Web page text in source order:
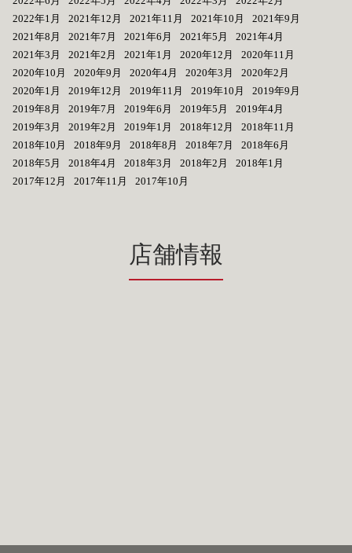
2022年1月
2021年12月 2021年11月 2021年10月
2021年9月
2021年8月
2021年7月 2021年6月 2021年5月
2021年4月
2021年3月
2021年2月 2021年1月 2020年12月
2020年11月
2020年10月
2020年9月 2020年4月 2020年3月
2020年2月
2020年1月
2019年12月 2019年11月 2019年10月
2019年9月
2019年8月
2019年7月 2019年6月 2019年5月
2019年4月
2019年3月
2019年2月 2019年1月 2018年12月
2018年11月
2018年10月
2018年9月 2018年8月 2018年7月
2018年6月
2018年5月
2018年4月 2018年3月 2018年2月
2018年1月
2017年12月
2017年11月 2017年10月
店舗情報